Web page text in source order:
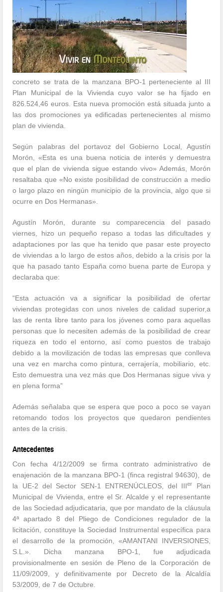
concreto se trata de la manzana BPO-1 perteneciente al III
Plan Municipal de la Vivienda cuyo valor se ha fijado en
826.524,46 euros. Esta nueva promoción está situada junto a
las dos promociones ya edificadas pertenecientes al mismo
plan de vivienda.
Según palabras del portavoz del Gobierno Local, Agustín
Morón, «Esta es una buena noticia de interés y demuestra
que el plan de vivienda sigue estando vivo» Además, Morón
resaltaba que «No existe posibilidad de construcción a medio
o largo plazo en ningún municipio de la provincia, algo que si
ocurre en Dos Hermanas».
Agustín Morón, durante su comparecencia del pasado
viernes, hizo un pequeño repaso a todas las dificultades y
adaptaciones por las que ha tenido que pasar este proyecto
de viviendas a lo largo de estos años, debido a la crisis por la
que ha pasado tanto España como buena parte de Europa y
declaraba que:
“Esta actuación va a significar la posibilidad de ofertar
viviendas protegidas con unos niveles de calidad superior,a
las de renta libre tanto para los jóvenes como para aquellas
personas que lo necesiten además de la posibilidad de crear
riqueza en todo el entorno, así como puestos de trabajo
debido a la movilización de todas las empresas que conlleva
una vez en marcha como pintura, cerrajería, mobiliario, etc.
Esto demuestra una vez más que Dos Hermanas sigue viva y
en plena forma”
Además señalaba que se espera que poco a poco se vayan
retomando todos los proyectos que quedaron pendientes
antes de la crisis.
Antecedentes
Con fecha 4/12/2009 se firma contrato administrativo de
enajenación de la manzana BPO-1 (finca registral 94630), de
la UE-2 del Sector SEN-1 ENTRENÚCLEOS, del IIIer
Plan
Municipal de Vivienda, entre el Sr. Alcalde y el representante
de las Sociedad adjudicataria, que por mandato de la cláusula
4ª apartado 8 del Pliego de Condiciones regulador de la
licitación, constituye la Sociedad Instrumental específica para
el desarrollo de la promoción, «AMANTANI INVERSIONES,
S.L.». Dicha manzana BPO-1, fue adjudicada
provisionalmente en sesión de Pleno de la Corporación de
11/09/2009, y definitivamente por Decreto de la Alcaldía
53/2009, de 7 de Octubre.